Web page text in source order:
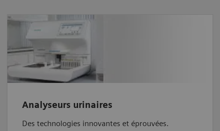
Analyseurs urinaires
Des technologies innovantes et éprouvées.